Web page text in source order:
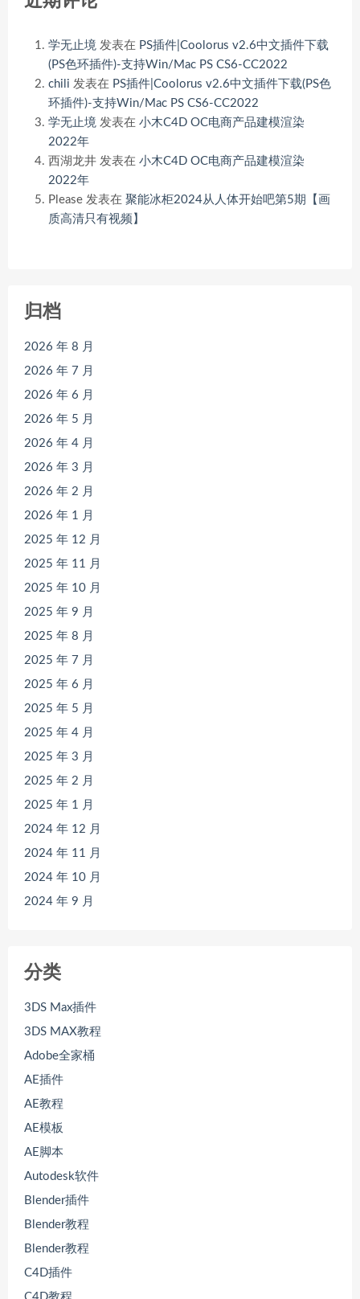
学无止境 发表在 PS插件|Coolorus v2.6中文插件下载
(PS色环插件)-支持Win/Mac PS CS6-CC2022
chili 发表在 PS插件|Coolorus v2.6中文插件下载(PS色
环插件)-支持Win/Mac PS CS6-CC2022
学无止境 发表在 小木C4D OC电商产品建模渲染
2022年
西湖龙井 发表在 小木C4D OC电商产品建模渲染
2022年
Please 发表在 聚能冰柜2024从人体开始吧第5期【画
质高清只有视频】
归档
2026 年 8 月
2026 年 7 月
2026 年 6 月
2026 年 5 月
2026 年 4 月
2026 年 3 月
2026 年 2 月
2026 年 1 月
2025 年 12 月
2025 年 11 月
2025 年 10 月
2025 年 9 月
2025 年 8 月
2025 年 7 月
2025 年 6 月
2025 年 5 月
2025 年 4 月
2025 年 3 月
2025 年 2 月
2025 年 1 月
2024 年 12 月
2024 年 11 月
2024 年 10 月
2024 年 9 月
分类
3DS Max插件
3DS MAX教程
Adobe全家桶
AE插件
AE教程
AE模板
AE脚本
Autodesk软件
Blender插件
Blender教程
Blender教程
C4D插件